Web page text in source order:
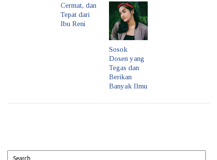
Cermat, dan
Tepat dari
Ibu Reni
Sosok
Dosen yang
Tegas dan
Berikan
Banyak Ilmu